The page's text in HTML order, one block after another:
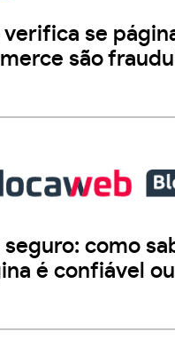
verifica se
são
seguro: como
é confiável ou